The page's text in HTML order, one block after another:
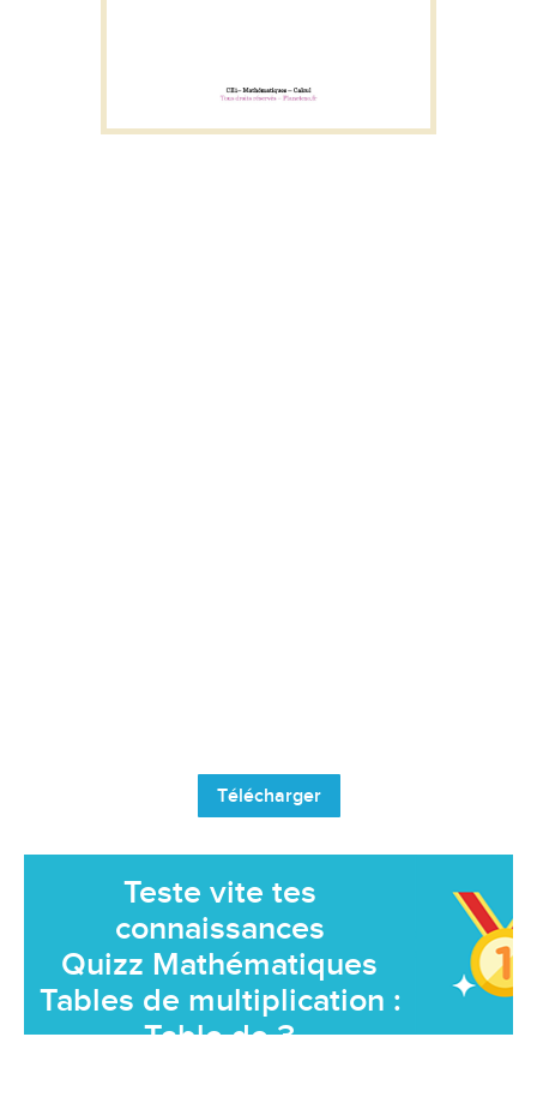
Télécharger
Teste vite tes
connaissances
Quizz Mathématiques
Tables de multiplication :
Table de 3